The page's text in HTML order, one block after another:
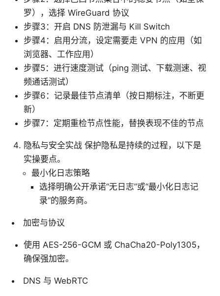
罗），选择 WireGuard 协议
步骤3：开启 DNS 防泄漏与 Kill Switch
步骤4：启用分流，设定需要走 VPN 的应用（如
浏览器、工作应用）
步骤5：进行速度测试（ping 测试、下载测速、视
频通话测试）
步骤6：记录最佳节点清单（按日期标注，不断更
新）
步骤7：定期重检节点性能，替换表现不佳的节点
隐私与安全实战 保护隐私是持续的过程，以下是
实操要点。
最小化日志策略
选择明确公开承诺“无日志”或“最小化日志记
录”的服务商。
加密与协议
使用 AES-256-GCM 或 ChaCha20-Poly1305，
确保强加密。
DNS 与 WebRTC